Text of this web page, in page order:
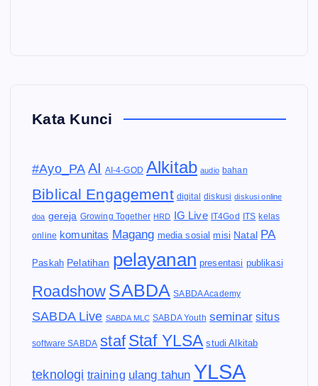
Kata Kunci
#Ayo_PA AI AI-4-GOD Alkitab audio bahan
Biblical Engagement digital diskusi diskusi online
doa gereja Growing Together HRD IG Live IT4God ITS kelas
online komunitas Magang media sosial misi Natal PA
Paskah Pelatihan pelayanan presentasi publikasi
Roadshow SABDA SABDA Academy
SABDA Live SABDA MLC SABDA Youth seminar situs
software SABDA staf Staf YLSA studi Alkitab
teknologi training ulang tahun YLSA